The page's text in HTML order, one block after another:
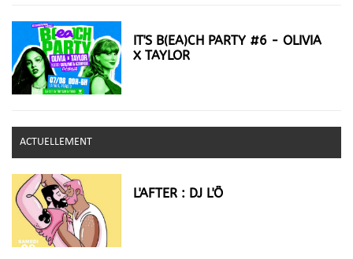
IT'S B(EA)CH PARTY #6 - OLIVIA
X TAYLOR
ACTUELLEMENT
L'AFTER : DJ L'Ô